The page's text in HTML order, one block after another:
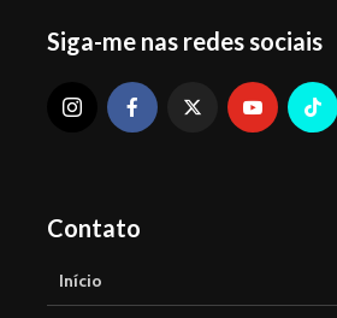
Siga-me nas redes sociais
Contato
Início